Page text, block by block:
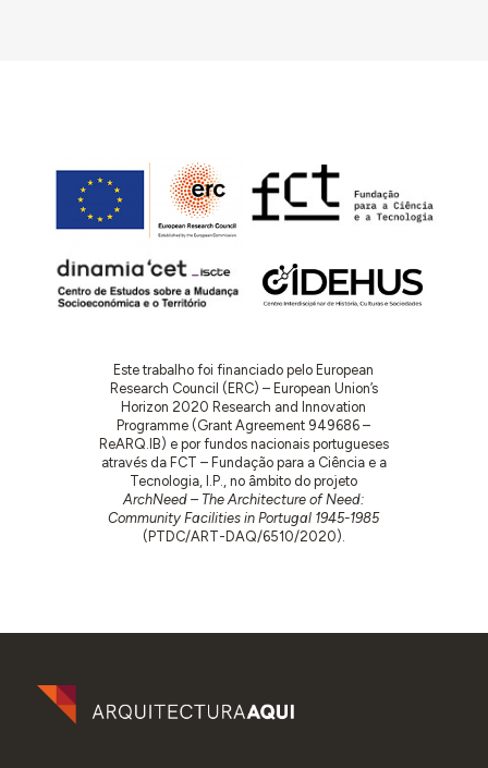
Este trabalho foi financiado pelo European
Research Council (ERC) – European Union’s
Horizon 2020 Research and Innovation
Programme (Grant Agreement 949686 –
ReARQ.IB) e por fundos nacionais portugueses
através da FCT – Fundação para a Ciência e a
Tecnologia, I.P., no âmbito do projeto
ArchNeed – The Architecture of Need:
Community Facilities in Portugal 1945-1985
(PTDC/ART-DAQ/6510/2020).